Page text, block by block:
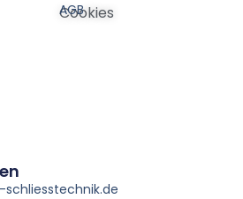
schliesstechnik.de
AGB
Cookies